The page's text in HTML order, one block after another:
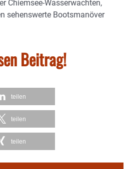
Chiemsee-Wasserwachten,
sehenswerte Bootsmanöver
Beitrag!
teilen
teilen
teilen